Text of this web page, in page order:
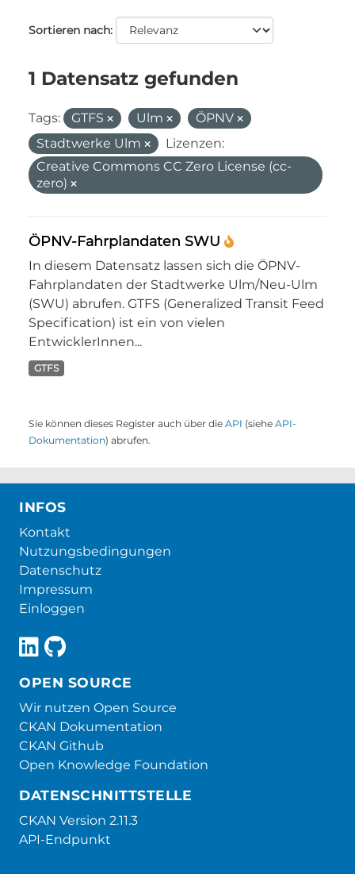
Sortieren nach
1 Datensatz gefunden
Tags: GTFS Ulm
ÖPNV
Stadtwerke Ulm
Lizenzen:
Creative Commons CC Zero License (cc-
zero)
ÖPNV-Fahrplandaten SWU
In diesem Datensatz lassen sich die ÖPNV-
Fahrplandaten der Stadtwerke Ulm/Neu-Ulm
(SWU) abrufen. GTFS (Generalized Transit Feed
Specification) ist ein von vielen
EntwicklerInnen...
GTFS
Sie können dieses Register auch über die API (siehe API-
Dokumentation) abrufen.
INFOS
Kontakt
Nutzungsbedingungen
Datenschutz
Impressum
Einloggen
OPEN SOURCE
Wir nutzen Open Source
CKAN Dokumentation
CKAN Github
Open Knowledge Foundation
DATENSCHNITTSTELLE
CKAN Version 2.11.3
API-Endpunkt